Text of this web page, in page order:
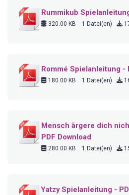
Rummikub
320.00 KB 1 Datei(en)
Rommé Spielanleitung -
180.00 KB 1 Datei(en)
Mensch ärgere dich
PDF Download
280.00 KB 1 Datei(en)
Yatzy Spielanleitung -